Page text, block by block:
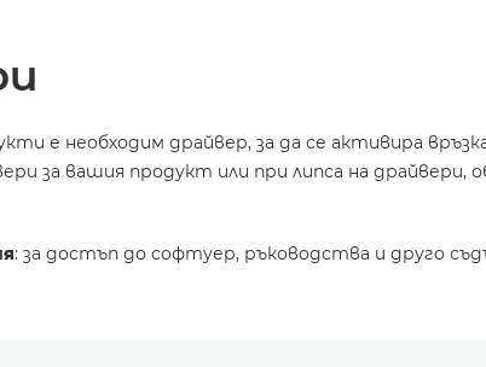
е необходим драйвер, за да се активира
за вашия продукт или при липса на
: за достъп до софтуер, ръководства и друго